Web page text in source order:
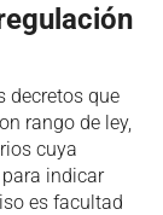
decretos que
rango de ley,
cuya
indicar
es facultad